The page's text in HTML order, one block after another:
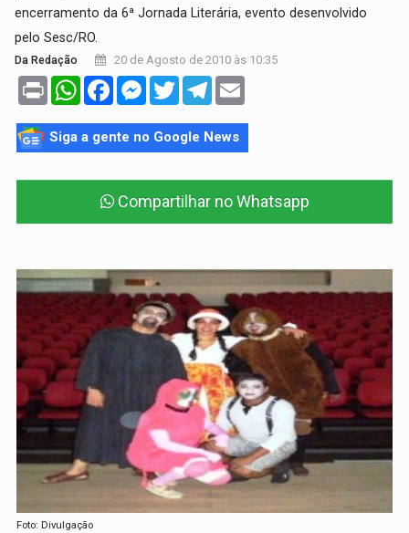
encerramento da 6ª Jornada Literária, evento desenvolvido
pelo Sesc/RO.
Da Redação 20 de Agosto de 2010 às 10:35
Print WhatsAppFacebookMessenger
TwitterTelegram
Siga a gente no Google News
Compartilhar no Whatsapp
Foto: Divulgação